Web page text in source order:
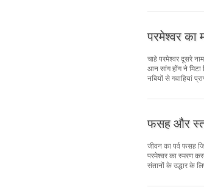
परमेश्वर का
चाहे परमेश्वर दूसरे
आन सांग होंग ने मिटा
नबियों से गवाहियां
फसह और
जीवन का पर्व फसह
परमेश्वर का स्मरण
संतानों के उद्धार के